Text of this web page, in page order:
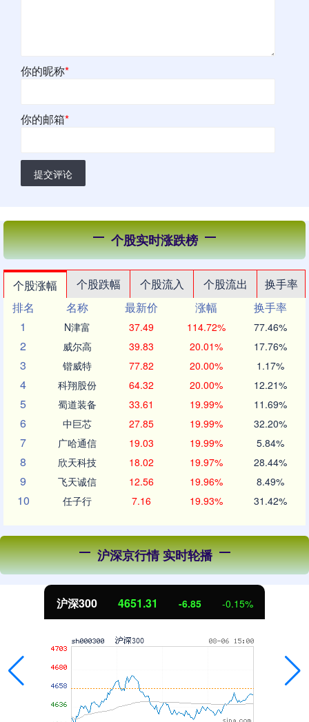
你的昵称*
你的邮箱*
提交评论
个股实时涨跌榜
个股涨幅 个股跌幅 个股流入 个股流出
换手率
排名
名称 最新价 涨幅
换手率
1
N津富 37.49 114.72% 77.46%
2 威尔高 39.83 20.01% 17.76%
3 锴威特 77.82 20.00% 1.17%
4 科翔股份 64.32 20.00% 12.21%
5 蜀道装备 33.61 19.99% 11.69%
6 中巨芯 27.85 19.99% 32.20%
7 广哈通信 19.03 19.99% 5.84%
8 欣天科技 18.02 19.97% 28.44%
9 飞天诚信 12.56 19.96% 8.49%
10 任子行 7.16 19.93% 31.42%
沪深京行情 实时轮播
沪深300 4651.31 -6.85 -0.15%